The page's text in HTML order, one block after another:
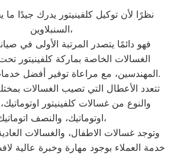
نظرًا لأن توكيل كلفينيتور يدرك جيدًا ما
السنبلاوين،
فهو دائمًا يتصدر المرتبة الأولى في
الغسالات الخاصة بماركة كلفينيتور
المهندسين، مع مراعاة توفير أفضل خدمات الدعم الفنى.
تتعدد الأعطال التي تصيب الغسالات
والنوع من غسالات كلفينيتور
اوتوماتيك، والنصف اتوماتيك،
وتوجد غسالات الاطفال، والغسالات
خدمة العملاء بوجود مهارة وخبرة عالية